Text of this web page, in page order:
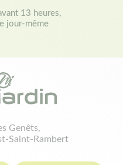
13 heures,
jour-même
Genêts,
Saint-Rambert